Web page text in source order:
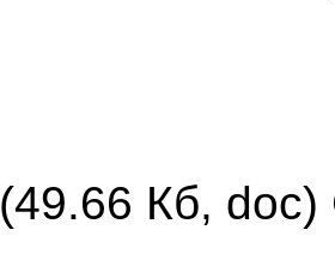
(49.66 Кб, doc)